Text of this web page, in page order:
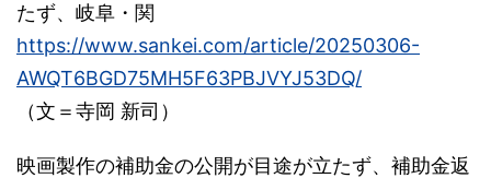
たず、岐阜・関
https://www.sankei.com/article/20250306-
AWQT6BGD75MH5F63PBJVYJ53DQ/
（文＝寺岡 新司）
映画製作の補助金の公開が目途が立たず、補助金返